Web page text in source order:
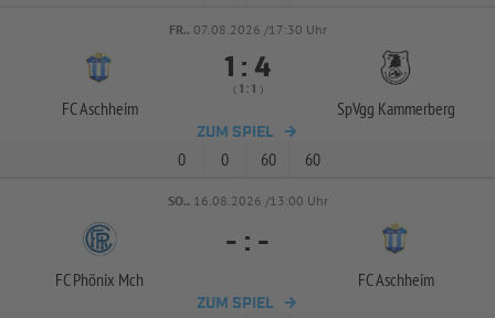
FR.. 07.08.2026 /17:30 Uhr
FC Aschheim
 : 
(  :  )
SpVgg Kammerberg
ZUM SPIEL
0 0 60 60
SO.. 16.08.2026 /13:00 Uhr
FC Phönix Mch
- : -
FC Aschheim
ZUM SPIEL